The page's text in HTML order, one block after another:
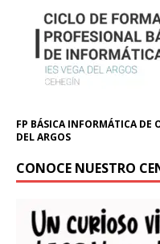
FP BÁSICA INFORMÁTICA DE
DEL ARGOS
CONOCE NUESTRO